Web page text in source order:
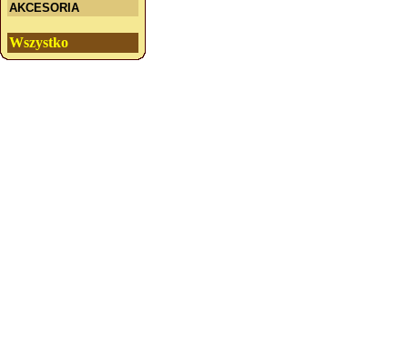
AKCESORIA
Wszystko